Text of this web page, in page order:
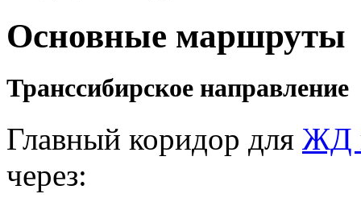
Основные маршруты
Транссибирское направление
Главный коридор для ЖД
через: